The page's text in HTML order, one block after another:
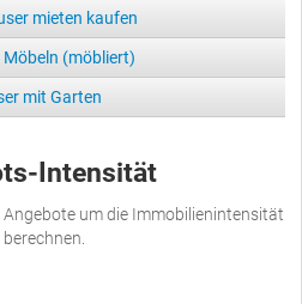
mieten kaufen
Möbeln (möbliert)
mit Garten
Intensität
Angebote um die Immobilienintensität